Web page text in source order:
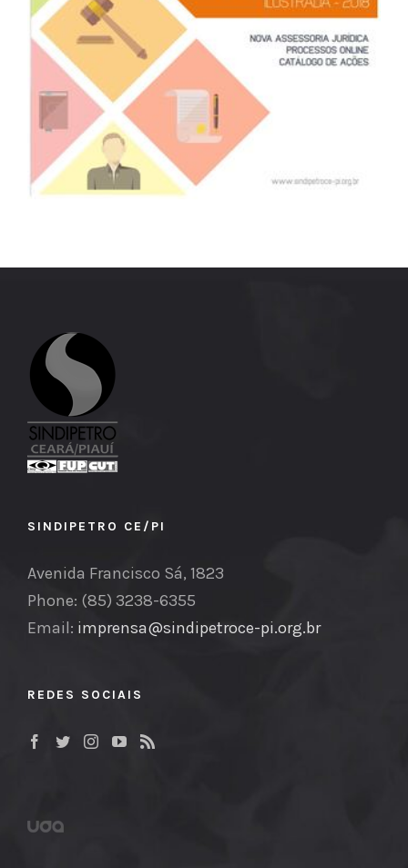
SINDIPETRO CE/PI
Avenida Francisco Sá, 1823
Phone: (85) 3238-6355
Email: imprensa@sindipetroce-pi.org.br
REDES SOCIAIS